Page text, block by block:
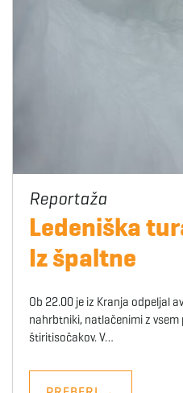
Ledeniška
Iz špaltne
Ob 22.00 je iz Kranja odpeljal
nahrbtniki, natlačenimi z
štiritisočakov. V…